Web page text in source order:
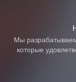
Мы
которые